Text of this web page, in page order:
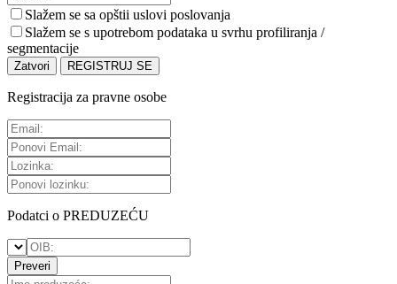
Slažem se sa opštii uslovi poslovanja
Slažem se s upotrebom podataka u svrhu profiliranja /
segmentacije
Zatvori REGISTRUJ SE
Registracija za pravne osobe
Podatci o PREDUZEĆU
Preveri